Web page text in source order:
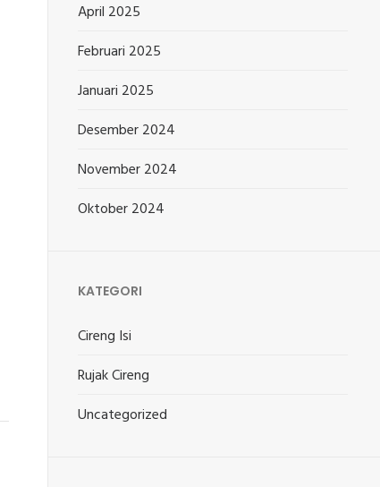
April 2025
Februari 2025
Januari 2025
Desember 2024
November 2024
Oktober 2024
KATEGORI
Cireng Isi
Rujak Cireng
Uncategorized